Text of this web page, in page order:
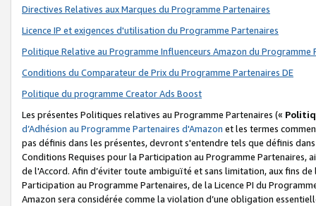
Directives Relatives aux Marques du Programme Partenaires
Licence IP et exigences d'utilisation du Programme Partenaires
Politique Relative au Programme Influenceurs Amazon du Programme
Conditions du Comparateur de Prix du Programme Partenaires DE
Politique du programme Creator Ads Boost
Les présentes Politiques relatives au Programme Partenaires («
d’Adhésion au Programme Partenaires d'Amazon et les termes
pas définis dans les présentes, devront s'entendre tels que définis
Conditions Requises pour la Participation au Programme Partenaires,
de l'Accord. Afin d’éviter toute ambiguïté et sans limitation, aux fins
Participation au Programme Partenaires, de la Licence PI du
Amazon sera considérée comme la violation d’une obligation